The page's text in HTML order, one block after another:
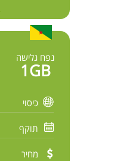
נפח גלישה
1GB
כיסוי
תוקף
מחיר